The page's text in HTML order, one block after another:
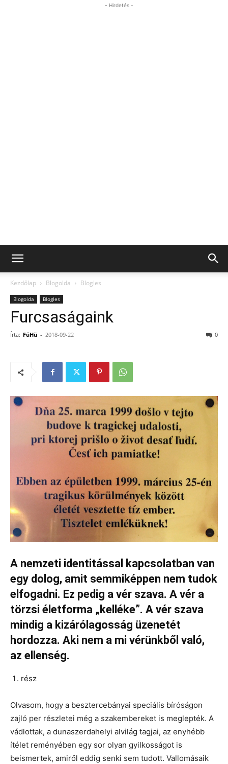
- Hirdetés -
Kezdőlap Blogolda Blogles
Blogolda Blogles
Furcsaságaink
Írta: FüHü - 2018-09-22 0
A nemzeti identitással kapcsolatban van
egy dolog, amit semmiképpen nem tudok
elfogadni. Ez pedig a vér szava. A vér a
törzsi életforma „kelléke”. A vér szava
mindig a kizárólagosság üzenetét
hordozza. Aki nem a mi vérünkből való,
az ellenség.
rész
Olvasom, hogy a besztercebányai speciális bíróságon
zajló per részletei még a szakembereket is meglepték. A
vádlottak, a dunaszerdahelyi alvilág tagjai, az enyhébb
ítélet reményében egy sor olyan gyilkosságot is
beismertek, amiről eddig senki sem tudott. Vallomásaik